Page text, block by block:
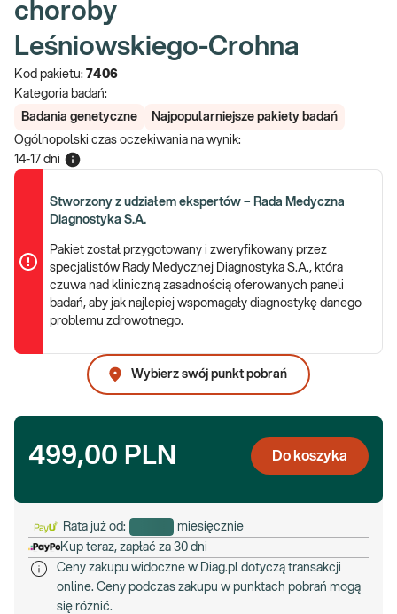
choroby
Leśniowskiego-Crohna
Kod pakietu: 7406
Kategoria badań:
Badania genetyczne
Najpopularniejsze pakiety badań
Ogólnopolski czas oczekiwania na wynik:
14-17 dni
Stworzony z udziałem ekspertów – Rada Medyczna
Diagnostyka S.A.
Pakiet został przygotowany i zweryfikowany przez
specjalistów Rady Medycznej Diagnostyka S.A., która
czuwa nad kliniczną zasadnością oferowanych paneli
badań, aby jak najlepiej wspomagały diagnostykę danego
problemu zdrowotnego.
Wybierz swój punkt pobrań
499,00 PLN Do koszyka
Rata już od:
miesięcznie
Kup teraz, zapłać za 30 dni
Ceny zakupu widoczne w Diag.pl dotyczą transakcji
online. Ceny podczas zakupu w punktach pobrań mogą
się różnić.